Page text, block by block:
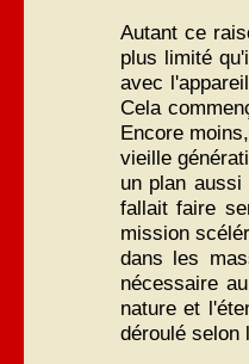
Autant ce
plus limité
avec
Cela
Encore
vieille
un plan
fallait faire
mission
dans les
nécessaire
nature et
déroulé selon